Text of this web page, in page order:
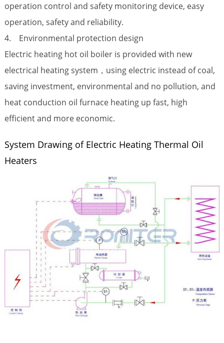
operation control and safety monitoring device, easy
operation, safety and reliability.
4. Environmental protection design
Electric heating hot oil boiler is provided with new
electrical heating system，using electric instead of coal,
saving investment, environmental and no pollution, and
heat conduction oil furnace heating up fast, high
efficient and more economic.
System Drawing of Electric Heating Thermal Oil
Heaters